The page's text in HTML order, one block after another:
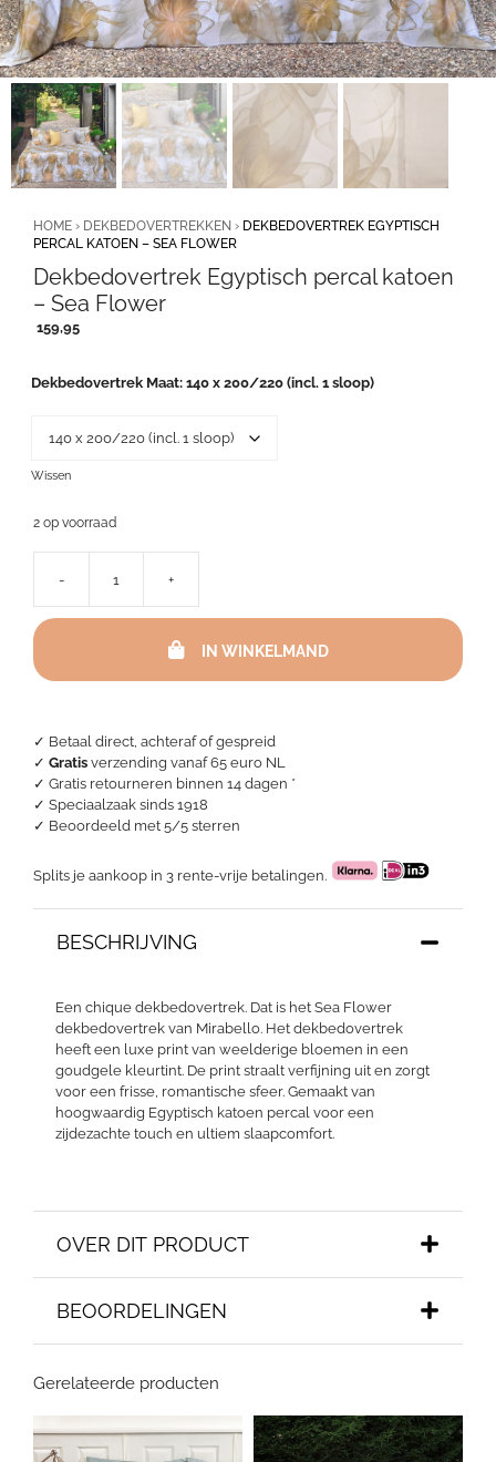
✓ Betaal direct, achteraf of gespreid
✓ Gratis verzending vanaf 65 euro NL
✓ Gratis retourneren binnen 14 dagen *
✓ Speciaalzaak sinds 1918
✓ Beoordeeld met 5/5 sterren
Splits je aankoop in 3 rente-vrije betalingen.
HOME › DEKBEDOVERTREKKEN › DEKBEDOVERTREK EGYPTISCH
PERCAL KATOEN – SEA FLOWER
Dekbedovertrek Egyptisch percal katoen
– Sea Flower
159,95
BESCHRIJVING
Een chique dekbedovertrek. Dat is het Sea Flower
dekbedovertrek van Mirabello. Het dekbedovertrek
heeft een luxe print van weelderige bloemen in een
goudgele kleurtint. De print straalt verfijning uit en zorgt
voor een frisse, romantische sfeer. Gemaakt van
hoogwaardig Egyptisch katoen percal voor een
zijdezachte touch en ultiem slaapcomfort.
OVER DIT PRODUCT
BEOORDELINGEN
Dekbedovertrek Maat 140 x 200/220 (incl. 1 sloop)
Wissen
2 op voorraad
-
Egyptisch
katoen
aantal
+
IN WINKELMAND
Gerelateerde producten